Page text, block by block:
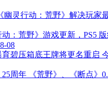
幽灵行动：荒野》解决玩家
：荒野》游戏更新，PS5
08
育碧压箱底王牌将更名重启
25周年 《荒野》、《断点》